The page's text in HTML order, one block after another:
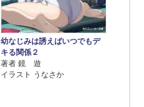
幼なじみは誘えばいつでもデ
キる関係２
著者 鏡 遊
イラスト うなさか